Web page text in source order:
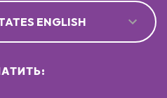
ENGLISH